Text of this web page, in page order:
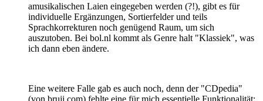
amusikalischen Laien eingegeben werden (?!), gibt es für
individuelle Ergänzungen, Sortierfelder und teils
Sprachkorrekturen noch genügend Raum, um sich
auszutoben. Bei bol.nl kommt als Genre halt "Klassiek", was
ich dann eben ändere.
Eine weitere Falle gab es auch noch, denn der "CDpedia"
(von bruji.com) fehlte eine für mich essentielle Funktionalität: